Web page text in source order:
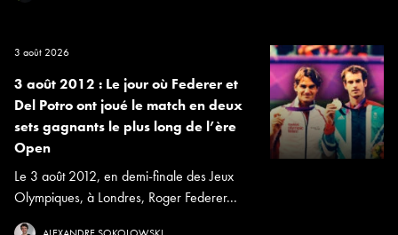
3 août 2026
3 août 2012 : Le jour où Federer et
Del Potro ont joué le match en deux
sets gagnants le plus long de l’ère
Open
Le 3 août 2012, en demi-finale des Jeux
Olympiques, à Londres, Roger Federer...